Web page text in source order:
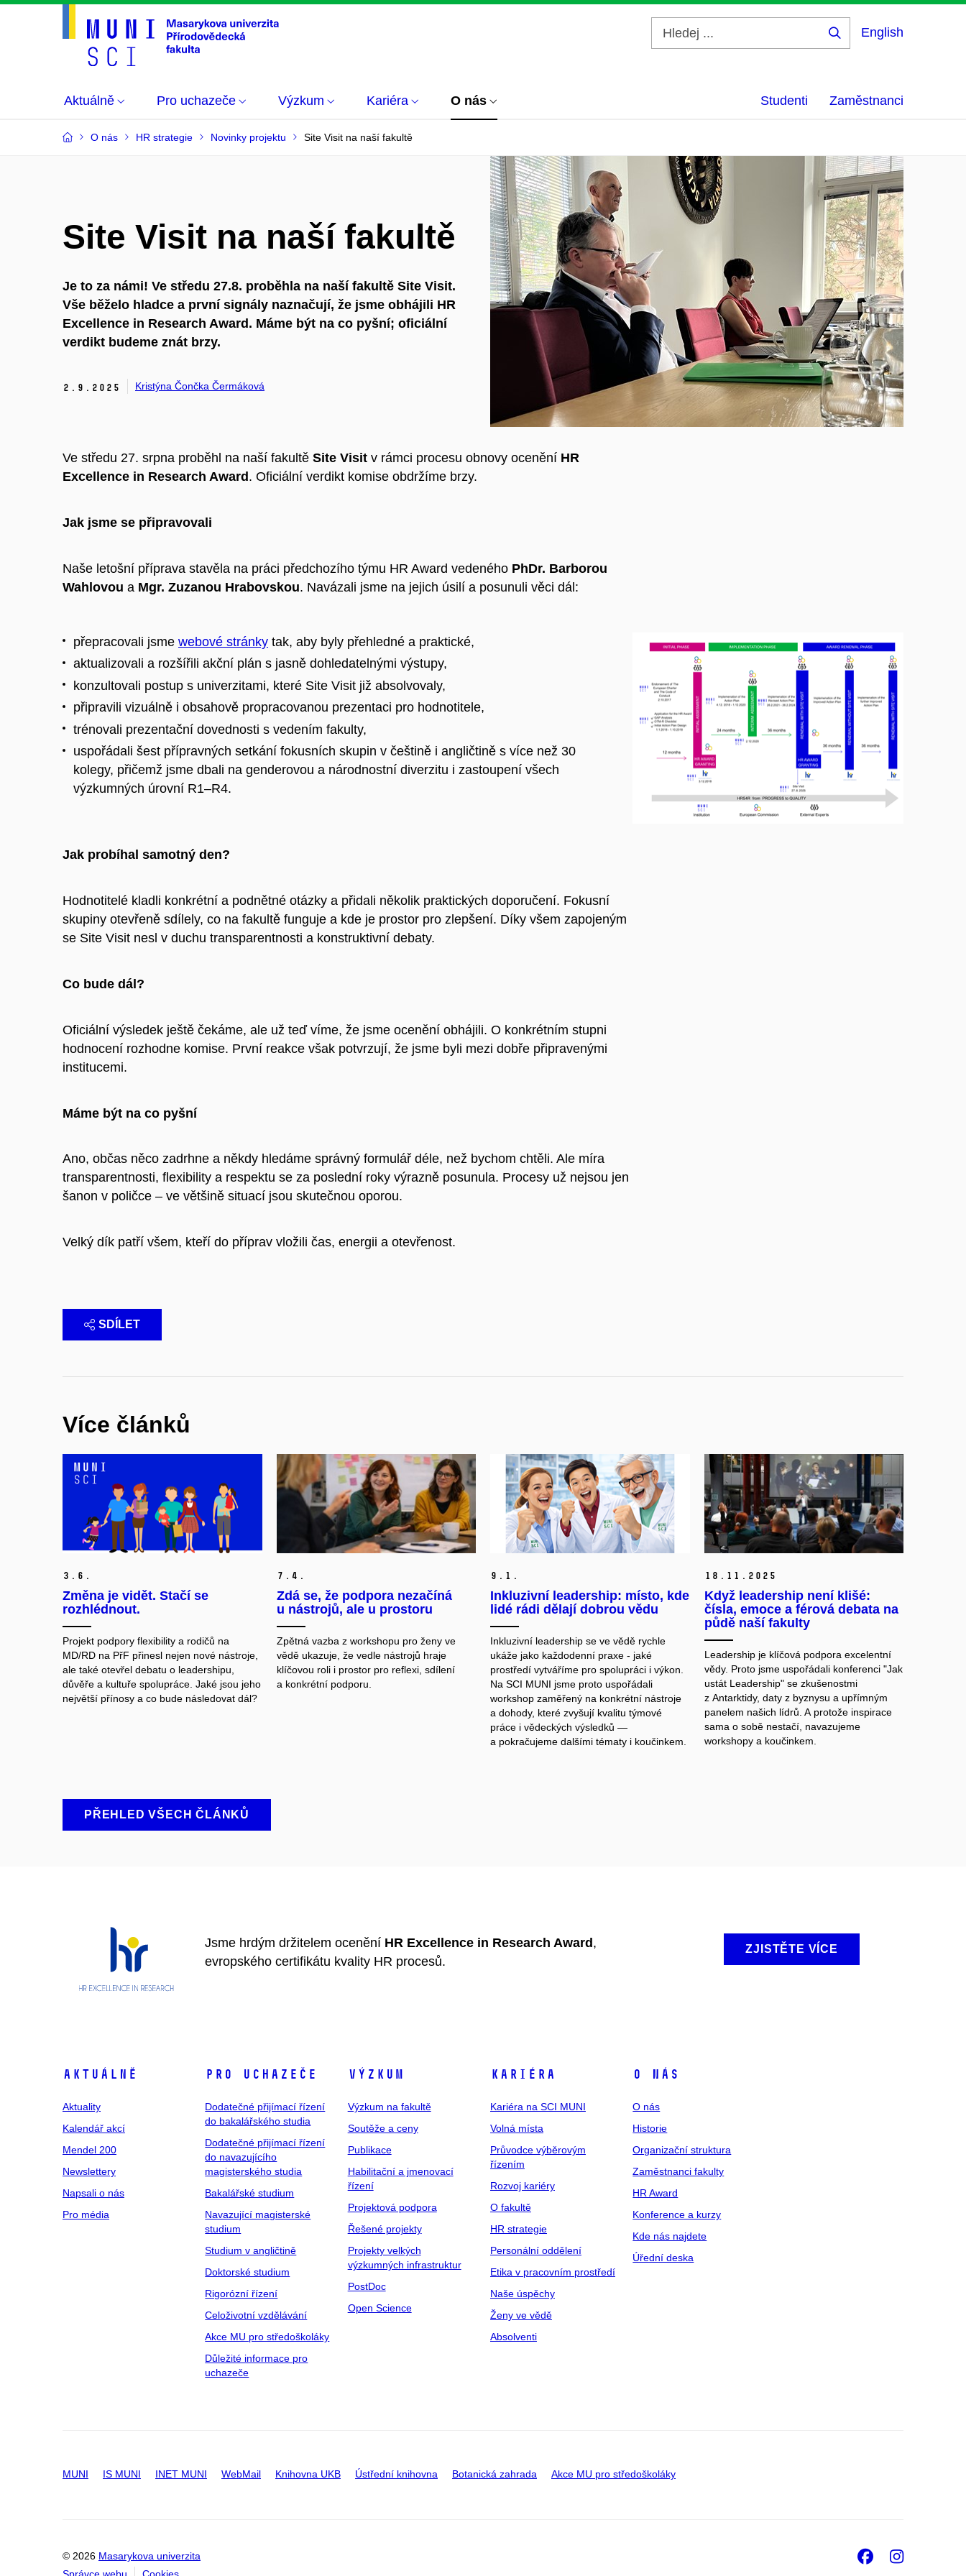
English
Aktuálně Pro uchazeče Výzkum Kariéra O nás Studenti Zaměstnanci
O nás HR strategie Novinky projektu Site Visit na naší fakultě
Site Visit na naší fakultě
Je to za námi! Ve středu 27.8. proběhla na naší fakultě Site Visit.
Vše běželo hladce a první signály naznačují, že jsme obhájili HR
Excellence in Research Award. Máme být na co pyšní; oficiální
verdikt budeme znát brzy.
2. 9. 2025 Kristýna Čončka Čermáková
Ve středu 27. srpna proběhl na naší fakultě Site Visit v rámci procesu obnovy ocenění HR
Excellence in Research Award . Oficiální verdikt komise obdržíme brzy.
Jak jsme se připravovali
Naše letošní příprava stavěla na práci předchozího týmu HR Award vedeného PhDr. Barborou
Wahlovou a Mgr. Zuzanou Hrabovskou. Navázali jsme na jejich úsilí a posunuli věci dál:
přepracovali jsme webové stránky tak, aby byly přehledné a praktické,
aktualizovali a rozšířili akční plán s jasně dohledatelnými výstupy,
konzultovali postup s univerzitami, které Site Visit již absolvovaly,
připravili vizuálně i obsahově propracovanou prezentaci pro hodnotitele,
trénovali prezentační dovednosti s vedením fakulty,
uspořádali šest přípravných setkání fokusních skupin v češtině i angličtině s více než 30
kolegy, přičemž jsme dbali na genderovou a národnostní diverzitu i zastoupení všech
výzkumných úrovní R1–R4.
Jak probíhal samotný den?
Hodnotitelé kladli konkrétní a podnětné otázky a přidali několik praktických doporučení. Fokusní
skupiny otevřeně sdílely, co na fakultě funguje a kde je prostor pro zlepšení. Díky všem zapojeným
se Site Visit nesl v duchu transparentnosti a konstruktivní debaty.
Co bude dál?
Oficiální výsledek ještě čekáme, ale už teď víme, že jsme ocenění obhájili. O konkrétním stupni
hodnocení rozhodne komise. První reakce však potvrzují, že jsme byli mezi dobře připravenými
institucemi.
Máme být na co pyšní
Ano, občas něco zadrhne a někdy hledáme správný formulář déle, než bychom chtěli. Ale míra
transparentnosti, flexibility a respektu se za poslední roky výrazně posunula. Procesy už nejsou jen
šanon v poličce – ve většině situací jsou skutečnou oporou.
Velký dík patří všem, kteří do příprav vložili čas, energii a otevřenost.
SDÍLET
Více článků
3. 6.
Změna je vidět. Stačí se
rozhlédnout.
Projekt podpory flexibility a rodičů na
MD/RD na PřF přinesl nejen nové nástroje,
ale také otevřel debatu o leadershipu,
důvěře a kultuře spolupráce. Jaké jsou jeho
největší přínosy a co bude následovat dál?
7. 4.
Zdá se, že podpora nezačíná
u nástrojů, ale u prostoru
Zpětná vazba z workshopu pro ženy ve
vědě ukazuje, že vedle nástrojů hraje
klíčovou roli i prostor pro reflexi, sdílení
a konkrétní podporu.
9. 1.
Inkluzivní leadership: místo, kde
lidé rádi dělají dobrou vědu
Inkluzivní leadership se ve vědě rychle
ukáže jako každodenní praxe - jaké
prostředí vytváříme pro spolupráci i výkon.
Na SCI MUNI jsme proto uspořádali
workshop zaměřený na konkrétní nástroje
a dohody, které zvyšují kvalitu týmové
práce i vědeckých výsledků —
a pokračujeme dalšími tématy i koučinkem.
18. 11. 2025
Když leadership není klišé:
čísla, emoce a férová debata na
půdě naší fakulty
Leadership je klíčová podpora excelentní
vědy. Proto jsme uspořádali konferenci "Jak
ustát Leadership" se zkušenostmi
z Antarktidy, daty z byznysu a upřímným
panelem našich lídrů. A protože inspirace
sama o sobě nestačí, navazujeme
workshopy a koučinkem.
PŘEHLED VŠECH ČLÁNKŮ
Jsme hrdým držitelem ocenění HR Excellence in Research Award,
evropského certifikátu kvality HR procesů.
ZJISTĚTE VÍCE
Aktuálně
Aktuality
Kalendář akcí
Mendel 200
Newslettery
Napsali o nás
Pro média
Pro uchazeče
Dodatečné přijímací řízení
do bakalářského studia
Dodatečné přijímací řízení
do navazujícího
magisterského studia
Bakalářské studium
Navazující magisterské
studium
Studium v angličtině
Doktorské studium
Rigorózní řízení
Celoživotní vzdělávání
Akce MU pro středoškoláky
Důležité informace pro
uchazeče
Výzkum
Výzkum na fakultě
Soutěže a ceny
Publikace
Habilitační a jmenovací
řízení
Projektová podpora
Řešené projekty
Projekty velkých
výzkumných infrastruktur
PostDoc
Open Science
Kariéra
Kariéra na SCI MUNI
Volná místa
Průvodce výběrovým
řízením
Rozvoj kariéry
O fakultě
HR strategie
Personální oddělení
Etika v pracovním prostředí
Naše úspěchy
Ženy ve vědě
Absolventi
O nás
O nás
Historie
Organizační struktura
Zaměstnanci fakulty
HR Award
Konference a kurzy
Kde nás najdete
Úřední deska
MUNI IS MUNI INET MUNI WebMail Knihovna UKB Ústřední knihovna Botanická zahrada Akce MU pro středoškoláky
© 2026 Masarykova univerzita
Facebook